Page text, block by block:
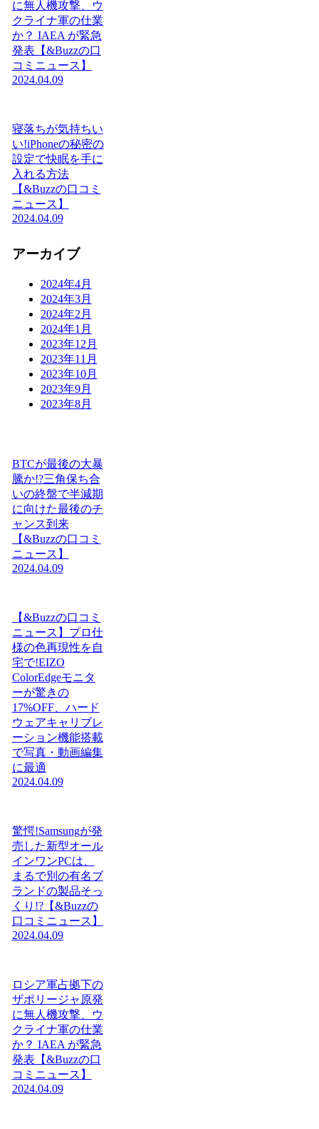
に無人機攻撃、ウ
クライナ軍の仕業
か？ IAEA が緊急
発表【&Buzzの口
コミニュース】
2024.04.09
寝落ちが気持ちい
い!iPhoneの秘密の
設定で快眠を手に
入れる方法
【&Buzzの口コミ
ニュース】
2024.04.09
アーカイブ
2024年4月
2024年3月
2024年2月
2024年1月
2023年12月
2023年11月
2023年10月
2023年9月
2023年8月
BTCが最後の大暴
騰か!?三角保ち合
いの終盤で半減期
に向けた最後のチ
ャンス到来
【&Buzzの口コミ
ニュース】
2024.04.09
【&Buzzの口コミ
ニュース】プロ仕
様の色再現性を自
宅で!EIZO
ColorEdgeモニタ
ーが驚きの
17%OFF、ハード
ウェアキャリブレ
ーション機能搭載
で写真・動画編集
に最適
2024.04.09
驚愕!Samsungが発
売した新型オール
インワンPCは、
まるで別の有名ブ
ランドの製品そっ
くり!?【&Buzzの
口コミニュース】
2024.04.09
ロシア軍占拠下の
ザポリージャ原発
に無人機攻撃、ウ
クライナ軍の仕業
か？ IAEA が緊急
発表【&Buzzの口
コミニュース】
2024.04.09